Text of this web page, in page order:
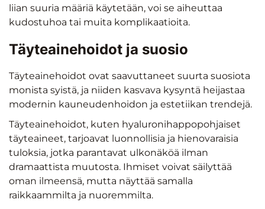
liian suuria määriä käytetään, voi se aiheuttaa
kudostuhoa tai muita komplikaatioita.
Täyteainehoidot ja suosio
Täyteainehoidot ovat saavuttaneet suurta suosiota
monista syistä, ja niiden kasvava kysyntä heijastaa
modernin kauneudenhoidon ja estetiikan trendejä.
Täyteainehoidot, kuten hyaluronihappopohjaiset
täyteaineet, tarjoavat luonnollisia ja hienovaraisia
tuloksia, jotka parantavat ulkonäköä ilman
dramaattista muutosta. Ihmiset voivat säilyttää
oman ilmeensä, mutta näyttää samalla
raikkaammilta ja nuoremmilta.